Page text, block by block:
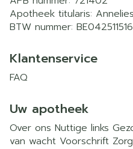
Apotheek titularis:
BTW nummer:
Klantenservice
FAQ
Uw apotheek
Over ons Nuttige links
van wacht Voorschrift